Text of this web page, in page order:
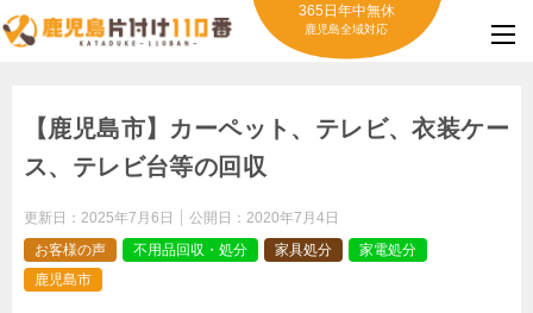
365日年中無休
鹿児島全域対応
【鹿児島市】カーペット、テレビ、衣装ケー
ス、テレビ台等の回収
更新日： 2025年7月6日 公開日： 2020年7月4日
お客様の声
不用品回収・処分 家具処分
家電処分
鹿児島市